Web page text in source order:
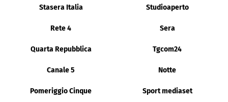
Stasera Italia Studioaperto
Rete 4 Sera
Quarta Repubblica Tgcom24
Canale 5 Notte
Pomeriggio Cinque Sport mediaset